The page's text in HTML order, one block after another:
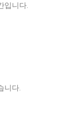
입니다.
니다.